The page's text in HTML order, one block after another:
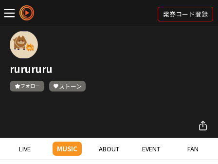
発券コード登録
rurururu
フォロー ストーン
LIVE MUSIC ABOUT EVENT FAN